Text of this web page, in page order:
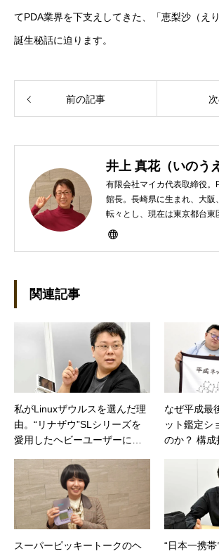
てPDA業界を下支えしてきた、「恵梨沙（え
誕生秘話に迫ります。
前の記事
井上 真花（いのう
有限会社マイカ代表取締役。
館長。長崎県に生まれ、大阪
転々とし、現在は東京都台東
にHP100LXと出会ったのを
制作。プライベートでは、井
一期修了生として「哲学カフ
話人、2020年以降は「なご
カフェの世話人を務める。趣
関連記事
私がLinuxザウルスを選んだ理
由。“リナザウ”SLシリーズを
愛用したヘビーユーザーに聞
なぜ平成最
ット鑑定シ
のか？ 構成
スーパーピッキートークのヘ
“日本一携